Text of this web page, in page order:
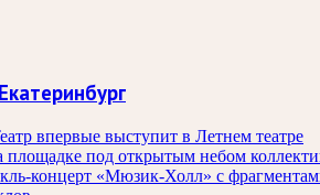
впервые выступит в Летнем театре
площадке под открытым небом
концерт «Мюзик-Холл» с